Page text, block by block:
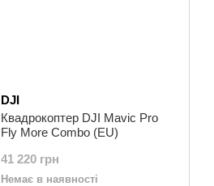
DJI
Квадрокоптер DJI Mavic Pro
Fly More Combo (EU)
41 220 грн
Немає в наявності